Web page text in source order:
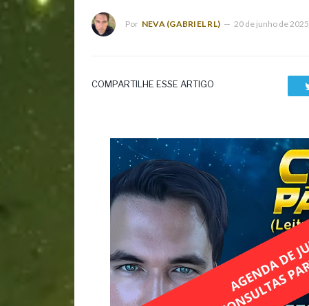
Por NEVA (GABRIEL RL) 20 de junho de 2025
COMPARTILHE ESSE ARTIGO